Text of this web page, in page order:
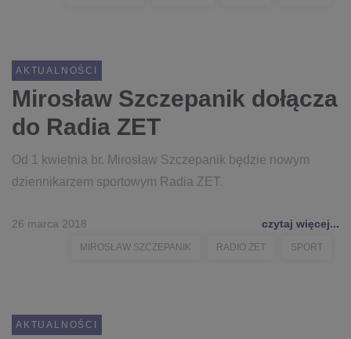
AKTUALNOŚCI
Mirosław Szczepanik dołącza
do Radia ZET
Od 1 kwietnia br. Mirosław Szczepanik będzie nowym
dziennikarzem sportowym Radia ZET.
26 marca 2018 czytaj więcej...
MIROSŁAW SZCZEPANIK RADIO ZET SPORT
AKTUALNOŚCI